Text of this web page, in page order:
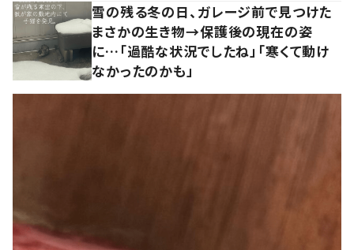
雪の残る冬の日、ガレージ前で見つけた
まさかの生き物→保護後の現在の姿
に…「過酷な状況でしたね」「寒くて動け
なかったのかも」